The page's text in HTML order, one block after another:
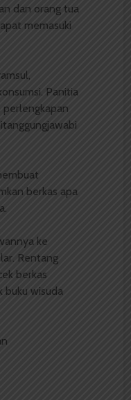
dan orang tua
memasuki
Panitia
perlengkapan
berkas apa
ke
Rentang
berkas
wisuda